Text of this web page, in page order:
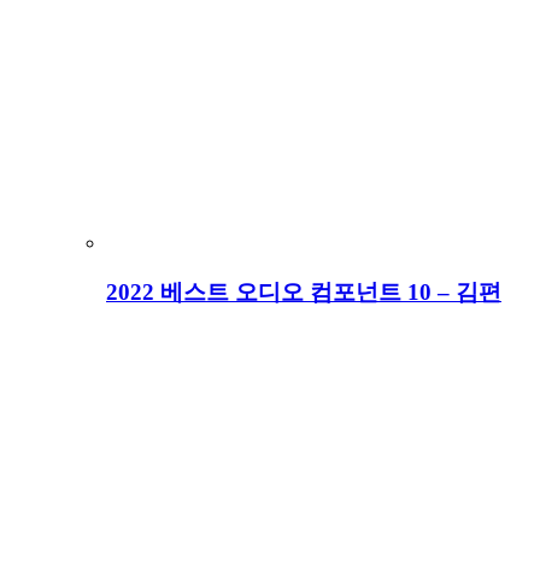
2022 베스트 오디오 컴포넌트 10 – 김편